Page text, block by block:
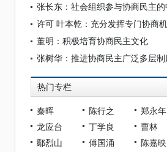
董明：积极培育协商民主文化
热门专栏
秦晖 陈行之
郑永年
龙应台
丁学良
曹林
鄢烈山
傅国涌
陈嘉映